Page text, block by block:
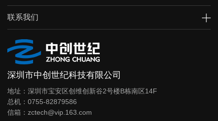
联系我们
深圳市中创世纪科技有限公司
地址：深圳市宝安区创维创新谷2号楼B栋南区14F
总机：0755-82879586
信箱：zctech@vip.163.com